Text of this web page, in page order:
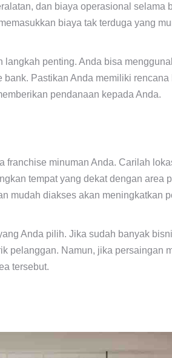
dan biaya operasional selama
biaya tak terduga yang
penting. Anda bisa
Pastikan Anda memiliki rencana
pendanaan kepada Anda.
franchise minuman Anda. Carilah
tempat yang dekat dengan area
mudah diakses akan meningkatkan
Anda pilih. Jika sudah banyak
pelanggan. Namun, jika persaingan
tersebut.